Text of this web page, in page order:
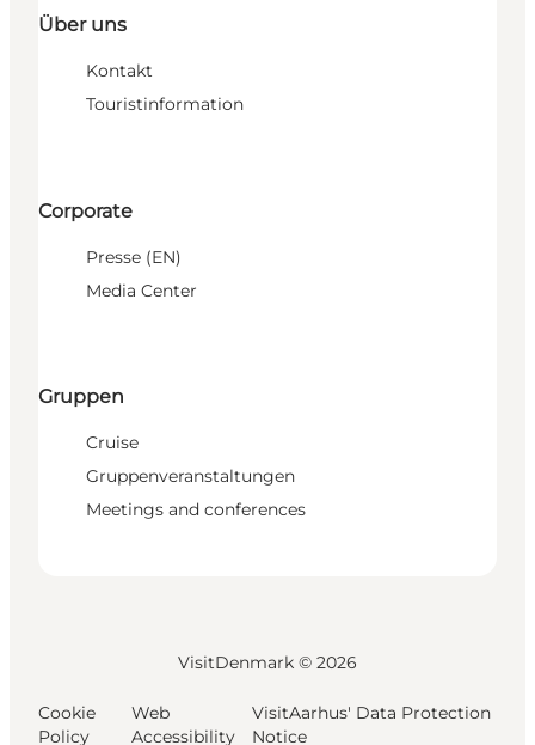
Über uns
Kontakt
Touristinformation
Corporate
Presse (EN)
Media Center
Gruppen
Cruise
Gruppenveranstaltungen
Meetings and conferences
VisitDenmark © 2026
Cookie
Policy
Web
Accessibility
VisitAarhus' Data Protection
Notice